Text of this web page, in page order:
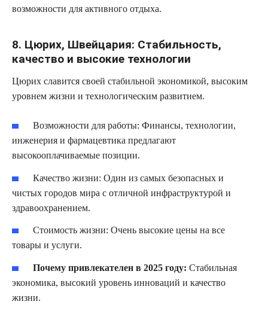
возможности для активного отдыха.
8. Цюрих, Швейцария: Стабильность,
качество и высокие технологии
Цюрих славится своей стабильной экономикой, высоким
уровнем жизни и технологическим развитием.
Возможности для работы: Финансы, технологии,
инженерия и фармацевтика предлагают
высокооплачиваемые позиции.
Качество жизни: Один из самых безопасных и
чистых городов мира с отличной инфраструктурой и
здравоохранением.
Стоимость жизни: Очень высокие цены на все
товары и услуги.
Почему привлекателен в 2025 году: Стабильная
экономика, высокий уровень инноваций и качество
жизни.